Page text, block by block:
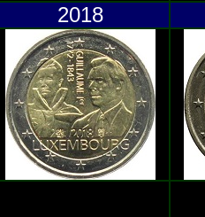
2018